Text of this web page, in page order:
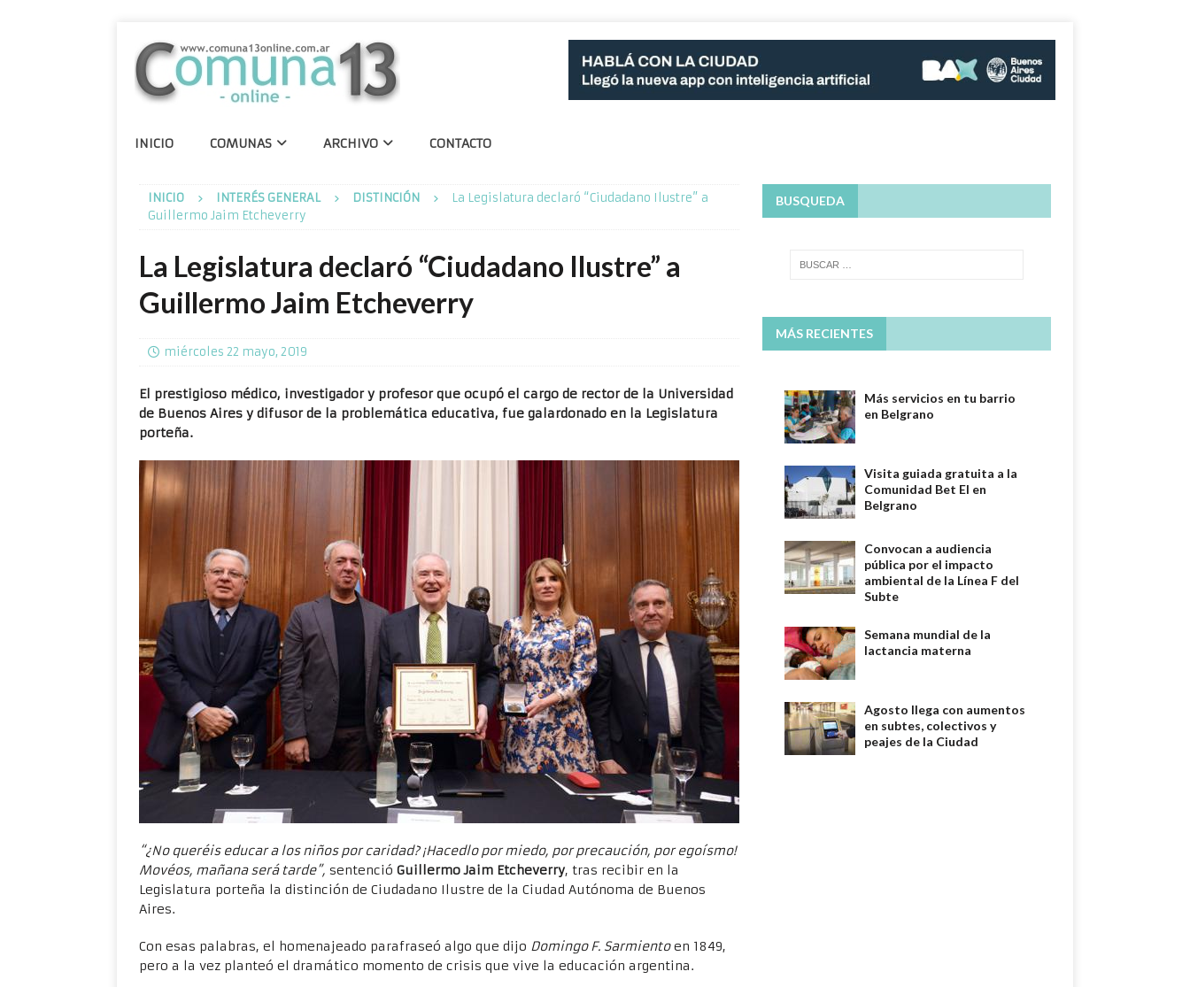
INICIO COMUNAS ARCHIVO CONTACTO
INICIO INTERÉS GENERAL DISTINCIÓN
La Legislatura declaró “Ciudadano Ilustre” a
Guillermo Jaim Etcheverry
La Legislatura declaró “Ciudadano Ilustre” a
Guillermo Jaim Etcheverry
miércoles 22 mayo, 2019
El prestigioso médico, investigador y profesor que ocupó el cargo de rector de la Universidad
de Buenos Aires y difusor de la problemática educativa, fue galardonado en la Legislatura
porteña.
“¿No queréis educar a los niños por caridad? ¡Hacedlo por miedo, por precaución, por egoísmo!
Movéos, mañana será tarde”, sentenció Guillermo Jaim Etcheverry, tras recibir en la
Legislatura porteña la distinción de Ciudadano Ilustre de la Ciudad Autónoma de Buenos
Aires.
Con esas palabras, el homenajeado parafraseó algo que dijo Domingo F. Sarmientoen 1849,
pero a la vez planteó el dramático momento de crisis que vive la educación argentina.
BUSQUEDA
MÁS RECIENTES
Más servicios en tu barrio
en Belgrano
Visita guiada gratuita a la
Comunidad Bet El en
Belgrano
Convocan a audiencia
pública por el impacto
ambiental de la Línea F del
Subte
Semana mundial de la
lactancia materna
Agosto llega con aumentos
en subtes, colectivos y
peajes de la Ciudad